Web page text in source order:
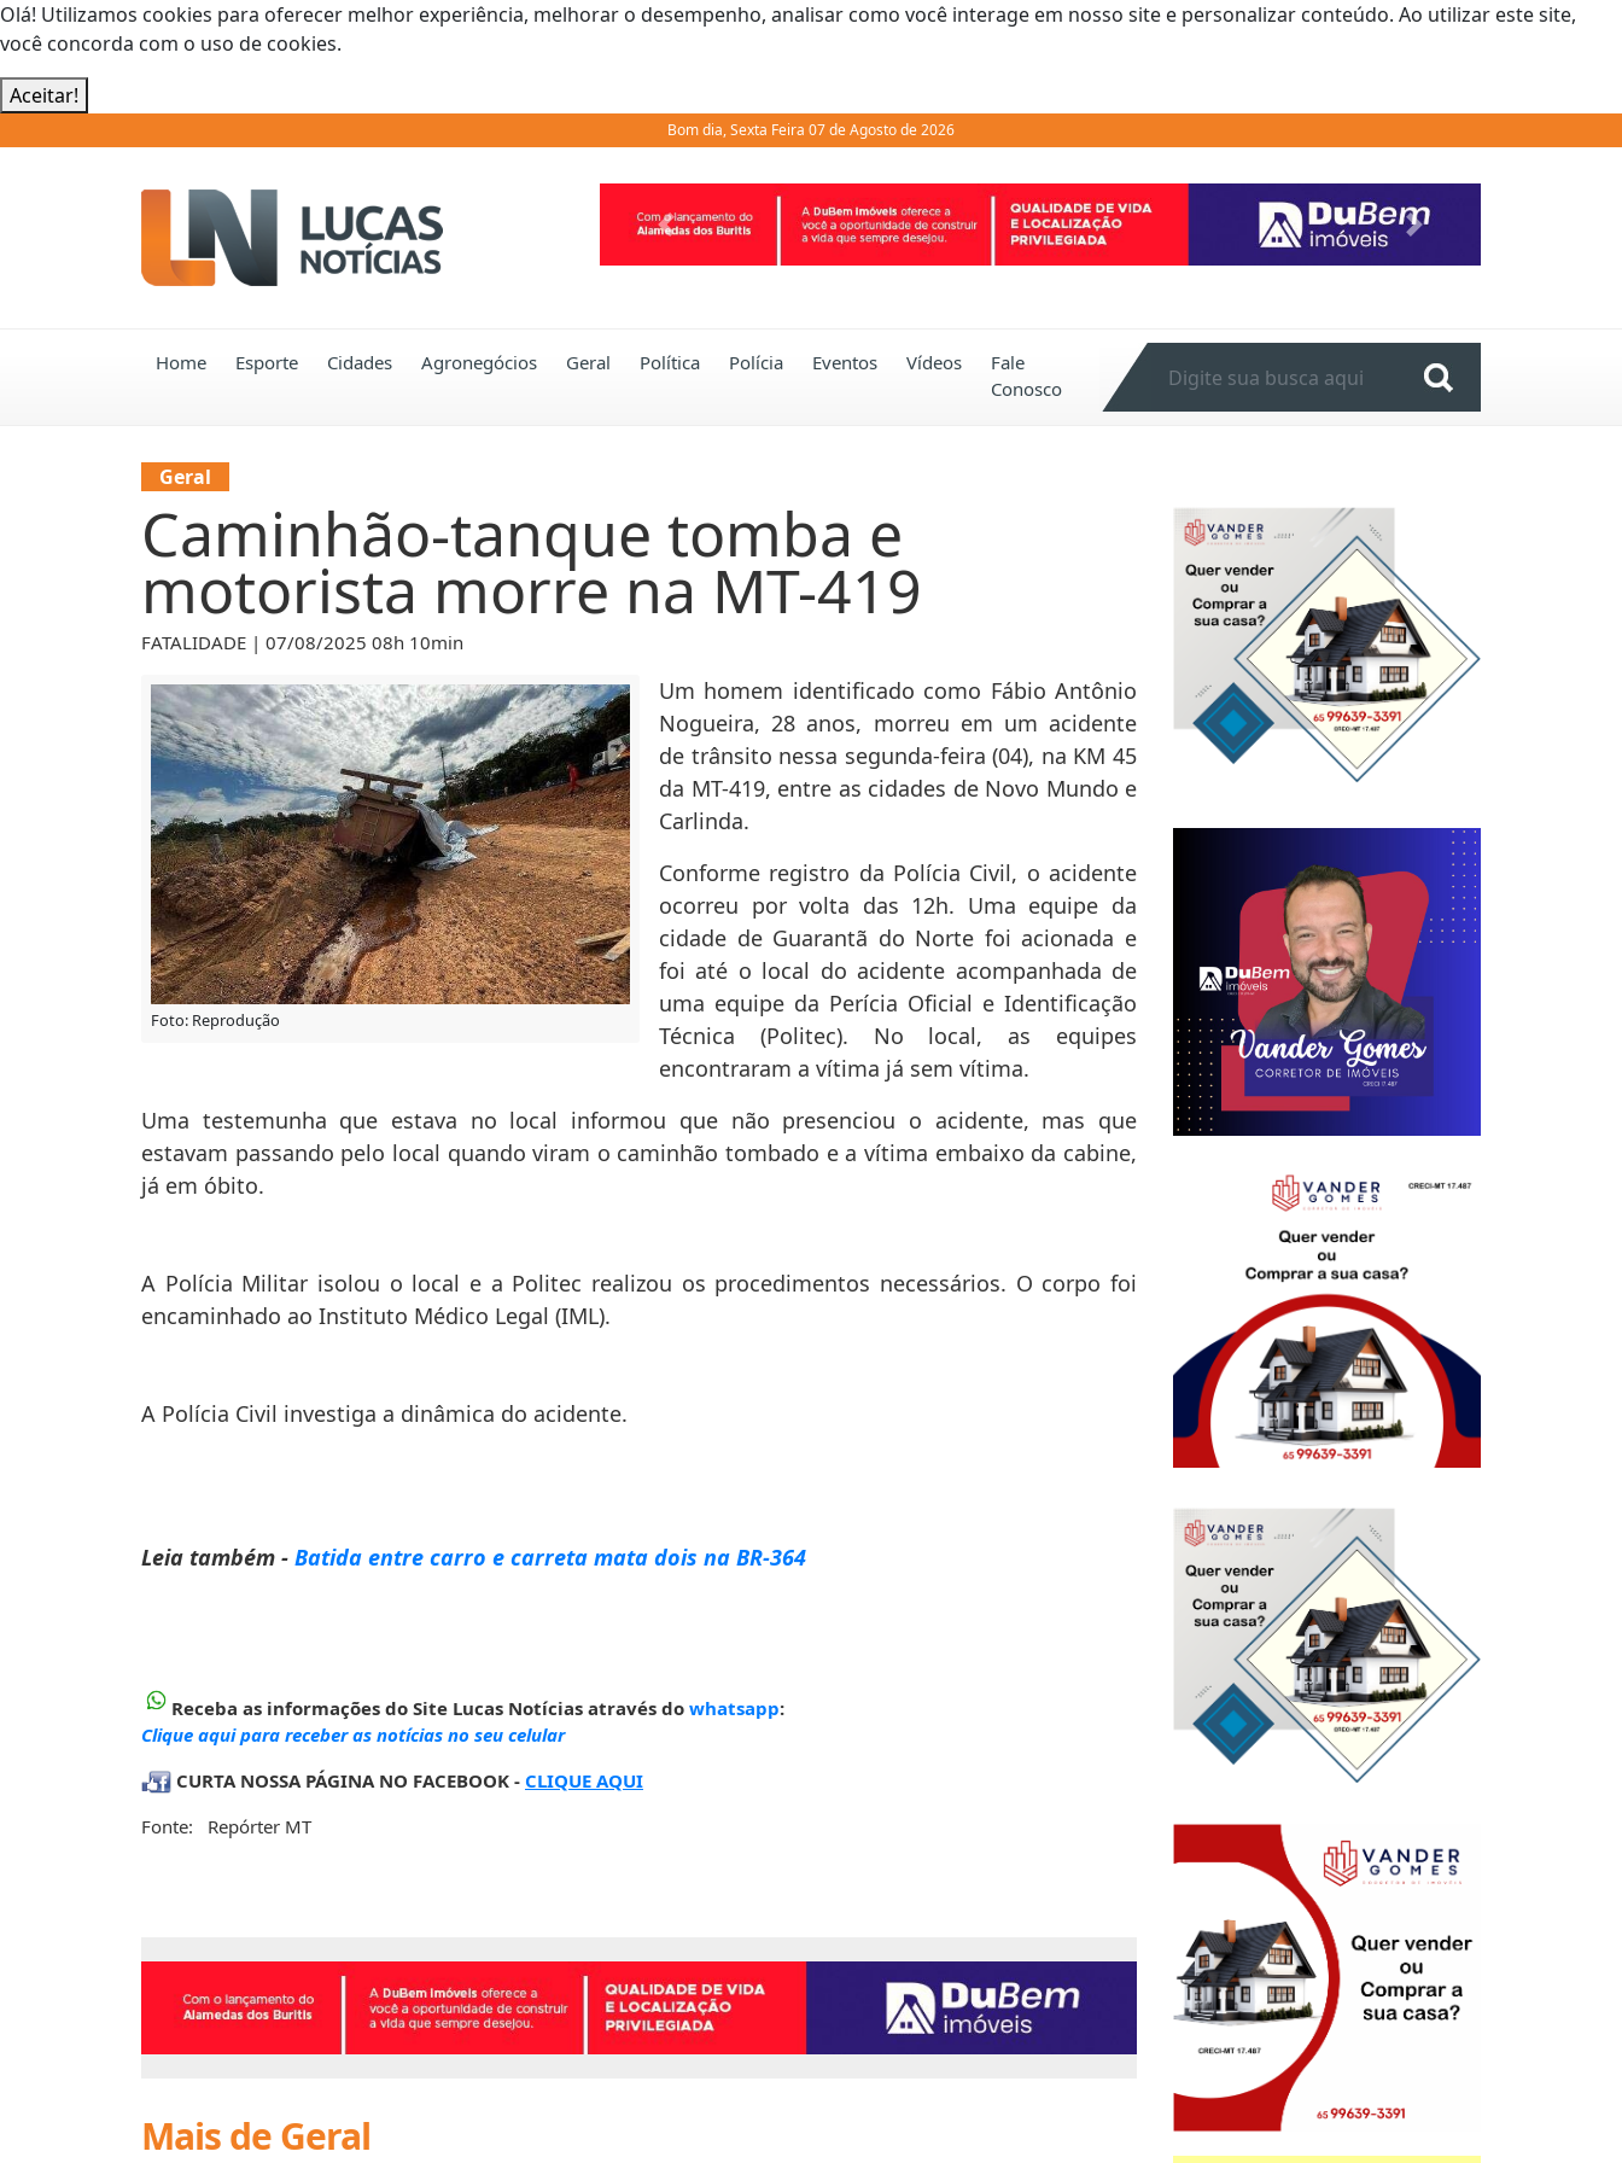
Olá! Utilizamos cookies para oferecer melhor experiência, melhorar o desempenho, analisar como você interage em nosso site e personalizar conteúdo. Ao utilizar este site,
você concorda com o uso de cookies.
Aceitar!
Bom dia, Sexta Feira 07 de Agosto de 2026
Previous Next
Home Esporte Cidades Agronegócios Geral Política Polícia Eventos Vídeos
Fale
Conosco
Geral
Caminhão-tanque tomba e
motorista morre na MT-419
FATALIDADE | 07/08/2025 08h 10min
Foto: Reprodução
Um homem identificado como Fábio Antônio
Nogueira, 28 anos, morreu em um acidente
de trânsito nessa segunda-feira (04), na KM 45
da MT-419, entre as cidades de Novo Mundo e
Carlinda.
Conforme registro da Polícia Civil, o acidente
ocorreu por volta das 12h. Uma equipe da
cidade de Guarantã do Norte foi acionada e
foi até o local do acidente acompanhada de
uma equipe da Perícia Oficial e Identificação
Técnica (Politec). No local, as equipes
encontraram a vítima já sem vítima.
Uma testemunha que estava no local informou que não presenciou o acidente, mas que
estavam passando pelo local quando viram o caminhão tombado e a vítima embaixo da cabine,
já em óbito.
A Polícia Militar isolou o local e a Politec realizou os procedimentos necessários. O corpo foi
encaminhado ao Instituto Médico Legal (IML).
A Polícia Civil investiga a dinâmica do acidente.
Leia também - Batida entre carro e carreta mata dois na BR-364
Receba as informações do Site Lucas Notícias através do whatsapp:
Clique aqui para receber as notícias no seu celular
CURTA NOSSA PÁGINA NO FACEBOOK - CLIQUE AQUI
Fonte: Repórter MT
Mais de Geral